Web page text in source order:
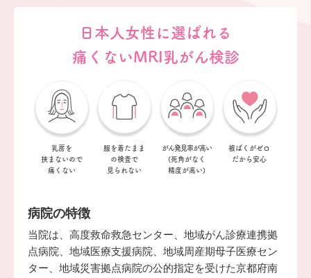
日本人女性に選ばれる
痛くないMRI乳がん検診
乳房を
挟まない ので
痛くない
服を着たまま
の検査で
見られない
がん発見率が高い
(死角がなく
精度が高い)
被ばくがゼロ
だから安心
病院の特徴
当院は、高度救命救急センター、地域がん診療連携拠
点病院、地域医療支援病院、地域周産期母子医療セン
ター、地域災害拠点病院の公的指定を受けた京都府南